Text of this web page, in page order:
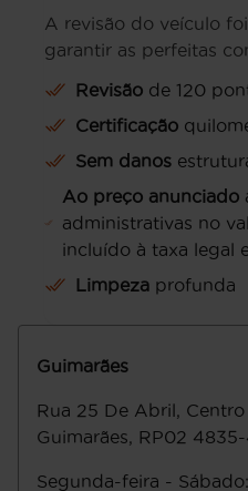
A revisão do veículo
garantir as perfeitas
Revisão de 120
Certificação
Sem danos
Ao preço anunciado
administrativas no
incluído à taxa legal
Limpeza profunda
Guimarães
Rua 25 De Abril,
Guimarães, RP02
Segunda-feira - Sábado: